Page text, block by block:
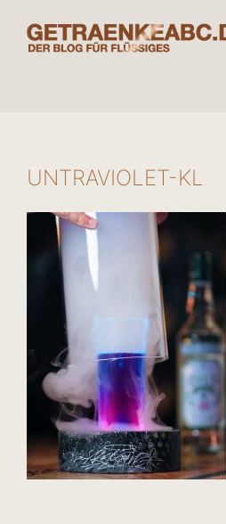
Inhalt
springen
UNTRAVIOLET-KL